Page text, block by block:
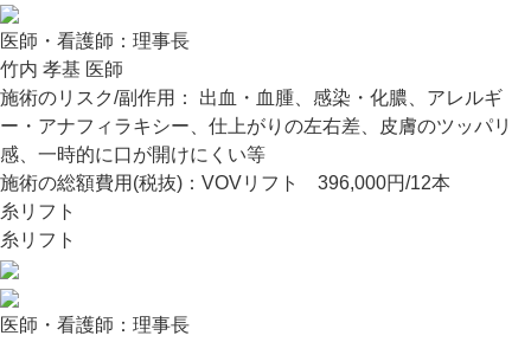
医師・看護師： 理事長
竹内 孝基 医師
施術のリスク/副作用：
出血・血腫、感染・化膿、アレルギ
ー・アナフィラキシー、仕上がりの左右差、皮膚のツッパリ
感、一時的に口が開けにくい等
施術の総額費用(税抜)： VOVリフト 396,000円/12本
糸リフト
糸リフト
医師・看護師： 理事長